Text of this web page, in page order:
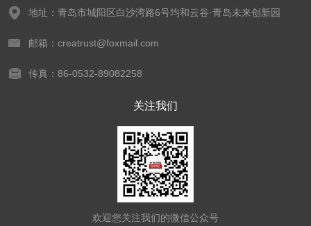
地址：青岛市城阳区白沙湾路6号均和云谷·青岛未来创新园
邮箱：creatrust@foxmail.com
传真：86-0532-89082258
关注我们
欢迎您关注我们的微信公众号